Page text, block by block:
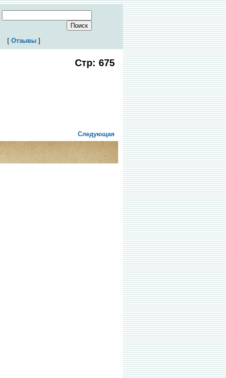
[ Отзывы]
Стр: 675
Следующая